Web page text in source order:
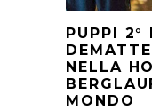
PUPPI 2°
NELLA
MONDO